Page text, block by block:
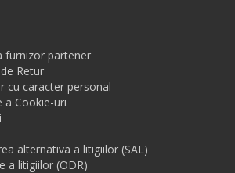
furnizor partener
Retur
cu caracter personal
a Cookie-uri
alternativa a litigiilor (SAL)
a litigiilor (ODR)